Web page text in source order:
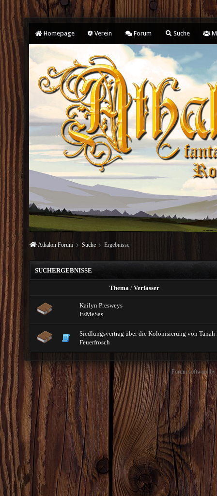
Homepage Verein Forum Suche
Athalon Forum Suche Ergebnisse
SUCHERGEBNISSE
Thema / Verfasser
Kailyn Presweys
ItsMeSas
Siedlungsvertrag über die Kolonisierung von Tanah
Feuerfrosch
Forum software